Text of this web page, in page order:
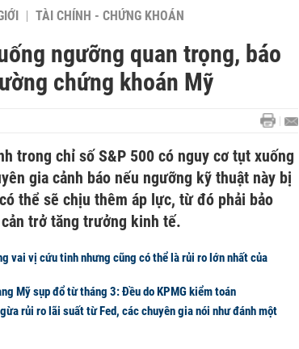
TÀI CHÍNH - CHỨNG KHOÁN
ngưỡng quan trọng, báo
chứng khoán Mỹ
trong chỉ số S&P 500 có nguy cơ tụt xuống
gia cảnh báo nếu ngưỡng kỹ thuật này bị
thể sẽ chịu thêm áp lực, từ đó phải bảo
trở tăng trưởng kinh tế.
vai vị cứu tinh nhưng cũng có thể là rủi ro lớn nhất của
Mỹ sụp đổ từ tháng 3: Đều do KPMG kiểm toán
rủi ro lãi suất từ Fed, các chuyên gia nói như đánh một